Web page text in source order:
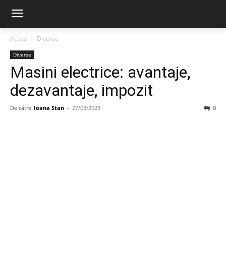
Acasă Diverse
Diverse
Masini electrice: avantaje,
dezavantaje, impozit
De către Ioana Stan - 27/03/2023 0